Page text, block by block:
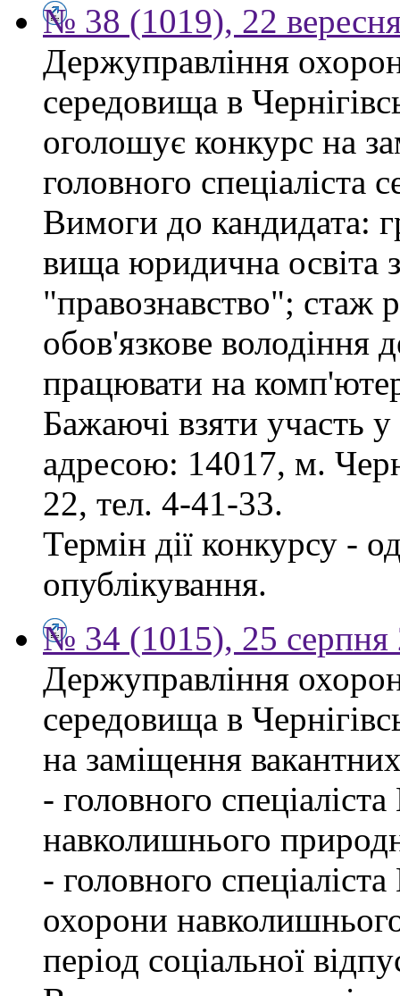
№ 38 (1019), 22
Держуправління
середовища в
оголошує конкурс на
головного спеціаліста
Вимоги до кандидата:
вища юридична освіта
"правознавство"; стаж
обов'язкове
працювати на
Бажаючі взяти участь
адресою: 14017, м.
22, тел. 4-41-33.
Термін дії конкурсу -
опублікування.
№ 34 (1015), 25 серпня
Держуправління
середовища в
на заміщення
- головного
навколишнього
- головного
охорони
період соціальної